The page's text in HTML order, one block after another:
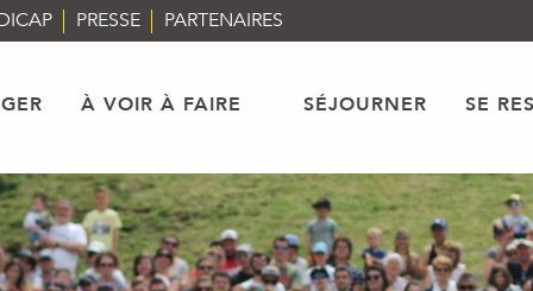
PRESSE PARTENAIRES
À VOIR À FAIRE SÉJOURNER SE